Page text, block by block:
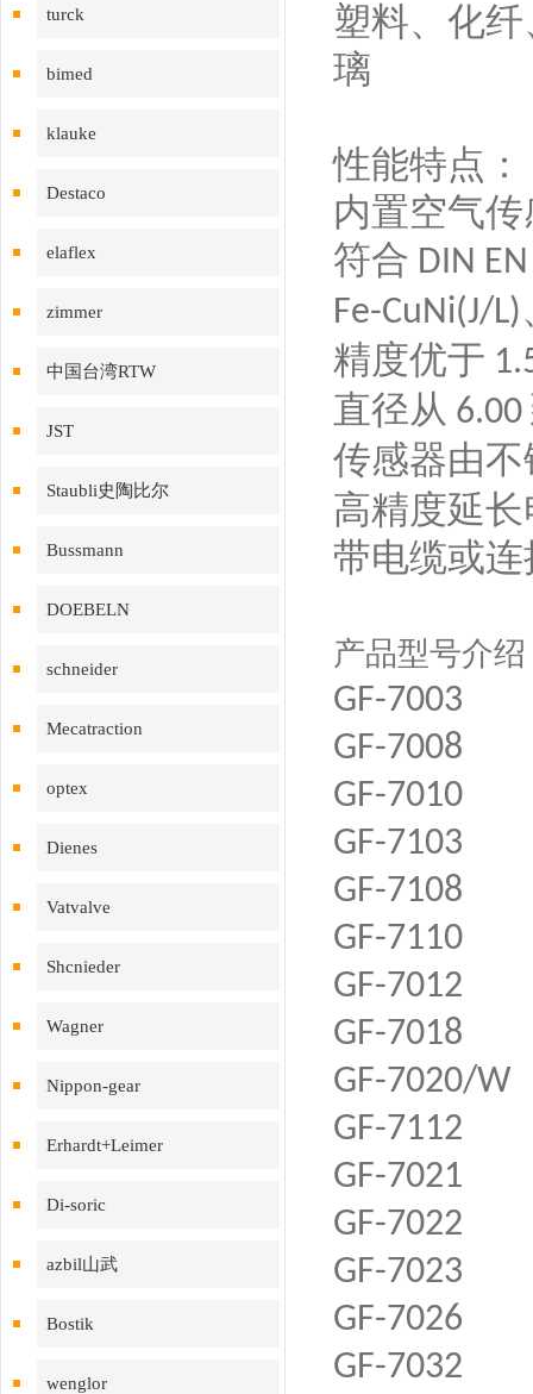
turck
bimed
klauke
Destaco
elaflex
zimmer
中国台湾RTW
JST
Staubli史陶比尔
Bussmann
DOEBELN
schneider
Mecatraction
optex
Dienes
Vatvalve
Shcnieder
Wagner
Nippon-gear
Erhardt+Leimer
Di-soric
azbil山武
Bostik
wenglor
塑料、化
璃
性能特点：
内置空气
符合 DIN
Fe-CuNi(J/L)
精度优于
直径从 6.00
传感器由不
高精度延
带电缆或
产品型号介绍
GF-7003
GF-7008
GF-7010
GF-7103
GF-7108
GF-7110
GF-7012
GF-7018
GF-7020/W
GF-7112
GF-7021
GF-7022
GF-7023
GF-7026
GF-7032